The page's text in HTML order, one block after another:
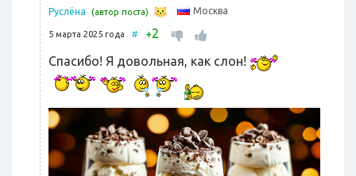
Руслёна (автор поста) Москва
5 марта 2025 года # +2
Спасибо! Я довольная, как слон!